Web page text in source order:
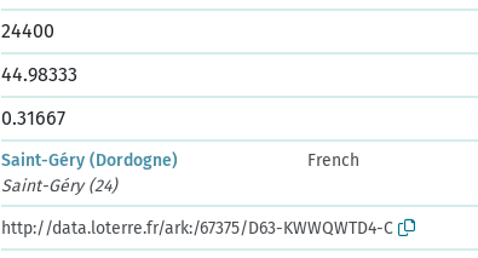
24400
44.98333
0.31667
Saint-Géry (Dordogne)
French
Saint-Géry (24)
http://data.loterre.fr/ark:/67375/D63-KWWQWTD4-C